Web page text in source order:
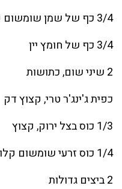
3/4 כף של שמן שומשום קלוי
3/4 כף של חומץ יין
2 שיני שום, כתושות
כפית ג'ינג'ר טרי, קצוץ דק
1/3 כוס בצל ירוק, קצוץ
1/4 כוס זרעי שומשום קלויים
2 ביצים גדולות